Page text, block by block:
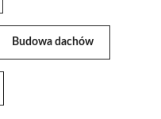
Budowa dachów